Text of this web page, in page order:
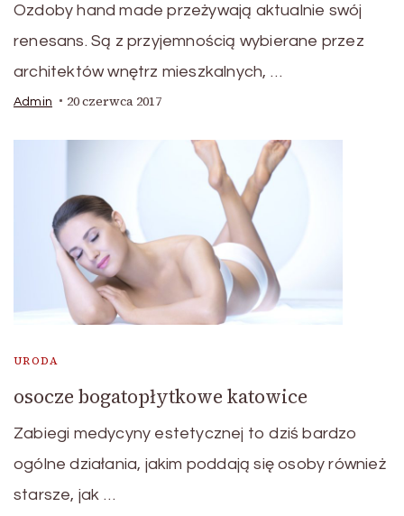
Ozdoby hand made przeżywają aktualnie swój
renesans. Są z przyjemnością wybierane przez
architektów wnętrz mieszkalnych, …
Admin 20 czerwca 2017
URODA
osocze bogatopłytkowe katowice
Zabiegi medycyny estetycznej to dziś bardzo
ogólne działania, jakim poddają się osoby również
starsze, jak …